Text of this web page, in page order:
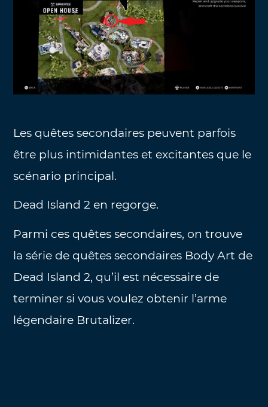
Les quêtes secondaires peuvent parfois
être plus intimidantes et excitantes que le
scénario principal.
Dead Island 2 en regorge.
Parmi ces quêtes secondaires, on trouve
la série de quêtes secondaires Body Art de
Dead Island 2, qu’il est nécessaire de
terminer si vous voulez obtenir l’arme
légendaire Brutalizer.